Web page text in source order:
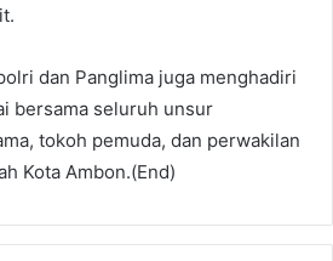
dan Panglima juga menghadiri
bersama seluruh unsur
tokoh pemuda, dan perwakilan
Kota Ambon.(End)